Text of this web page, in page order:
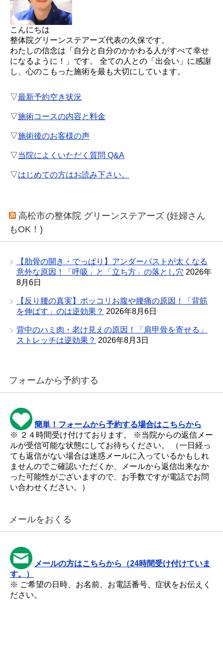
こんにちは
整体院グリーンステアーズ代表の久保です。
わたしの信念は「自分と自分のかかわる人がすべて幸せ
になるように！」です。 全ての人との「出会い」に感謝
し、心のこもった施術を最も大切にしています。
▽最新予約空き状況
▽施術コースの内容と料金
▽施術後のお客様の声
▽当院によくいただく質問 Q&A
▽はじめての方はお読み下さい。
高松市の整体院 グリーンステアーズ (妊婦さん
もOK！)
【肋骨の開き・でっぱり】アンダーバストが太くなる
意外な原因！「呼吸」と「立ち方」の落とし穴 2026年
8月6日
【反り腰の真実】ポッコリお腹や腰痛の原因！「背筋
を伸ばす」のは逆効果？ 2026年8月6日
背中のハミ肉・老け見えの原因！「肩甲骨を寄せる」
ストレッチは逆効果？ 2026年8月3日
フォームから予約する
簡単！フォームから予約する場合はこちらから
※ ２４時間受け付けております。 ※当院からの返信メー
ルが受信可能な状態にしてお待ちください。 （一日経っ
ても返信がない場合は迷惑メールに入っているかもしれ
ませんのでご確認いただくか、メールから返信出来なか
った可能性がございますので、お手数ですが電話でお問
い合わせください。）
メールをおくる
メールの方はこちらから（24時間受け付けていま
す。）
※ ご希望の日時、お名前、お電話番号、症状をお伝えく
ださい。